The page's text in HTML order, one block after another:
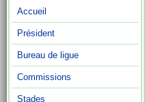
Accueil
Président
Bureau de ligue
Commissions
Stades